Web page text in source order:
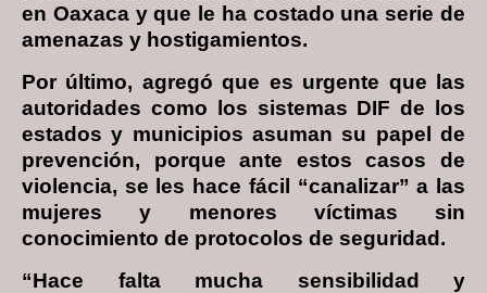
en Oaxaca y que le ha costado una serie de
amenazas y hostigamientos.
Por último, agregó que es urgente que las
autoridades como los sistemas DIF de los
estados y municipios asuman su papel de
prevención, porque ante estos casos de
violencia, se les hace fácil “canalizar” a las
mujeres y menores víctimas sin
conocimiento de protocolos de seguridad.
“Hace falta mucha sensibilidad y